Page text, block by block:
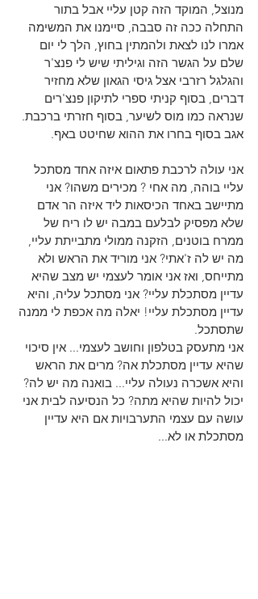
מנוצל, המוקד הזה קטן עליי אבל בתור
התחלה ככה זה סבבה, סיימנו את המשימה
אמרו לנו לצאת ולהמתין בחוץ, הלך לי יום
שלם על הגשר הזה וגיליתי שיש לי פנצ'ר
והגלגל רזרבי אצל גיסי הגאון שלא מחזיר
דברים, בסוף קניתי ספרי לתיקון פנצ'רים
שנראה כמו מוס לשיער, בסוף חזרתי ברכבת.
אגב בסוף בחרו את ההוא שחיטט באף.
אני עולה לרכבת פתאום איזה אחד מסתכל
עליי בוהה, מה אחי ? מכירים משהו? אני
מתיישב באחד הכיסאות ליד איזה הר אדם
שלא מפסיק לבלעם במבה יש לו ריח של
ממרח בוטנים, הזקנה ממולי מתבייתת עליי,
מה יש לה ז'אתי? אני מוריד את הראש ולא
מתייחס, ואז אני אומר לעצמי יש מצב שהיא
עדיין מסתכלת עליי? אני מסתכל עליה, והיא
עדיין מסתכלת עליי! יאלה מה אכפת לי ממנה
שתסתכל.
אני מתעסק בטלפון וחושב לעצמי... אין סיכוי
שהיא עדיין מסתכלת אה? מרים את הראש
והיא אשכרה נעולה עליי... בואנה מה יש לה?
יכול להיות שהיא מתה? כל הנסיעה לבית אני
עושה עם עצמי התערבויות אם היא עדיין
מסתכלת או לא...